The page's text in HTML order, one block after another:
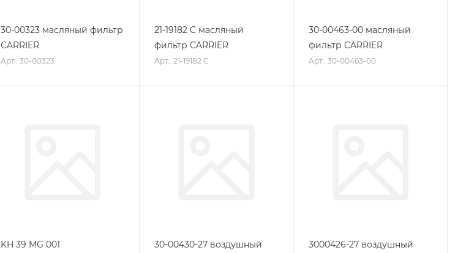
30-00323 масляный фильтр
CARRIER
Арт.: 30-00323
21-19182 C масляный
фильтр CARRIER
Арт.: 21-19182 C
30-00463-00 масляный
фильтр CARRIER
Арт.: 30-00463-00
KH 39 MG 001
30-00430-27 воздушный
3000426-27 воздушный